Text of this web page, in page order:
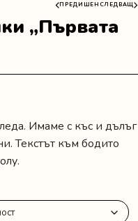
ПРЕДИШЕН СЛЕДВАЩ
„Първата
Имаме с къс и дълъг
Текстът към бодито